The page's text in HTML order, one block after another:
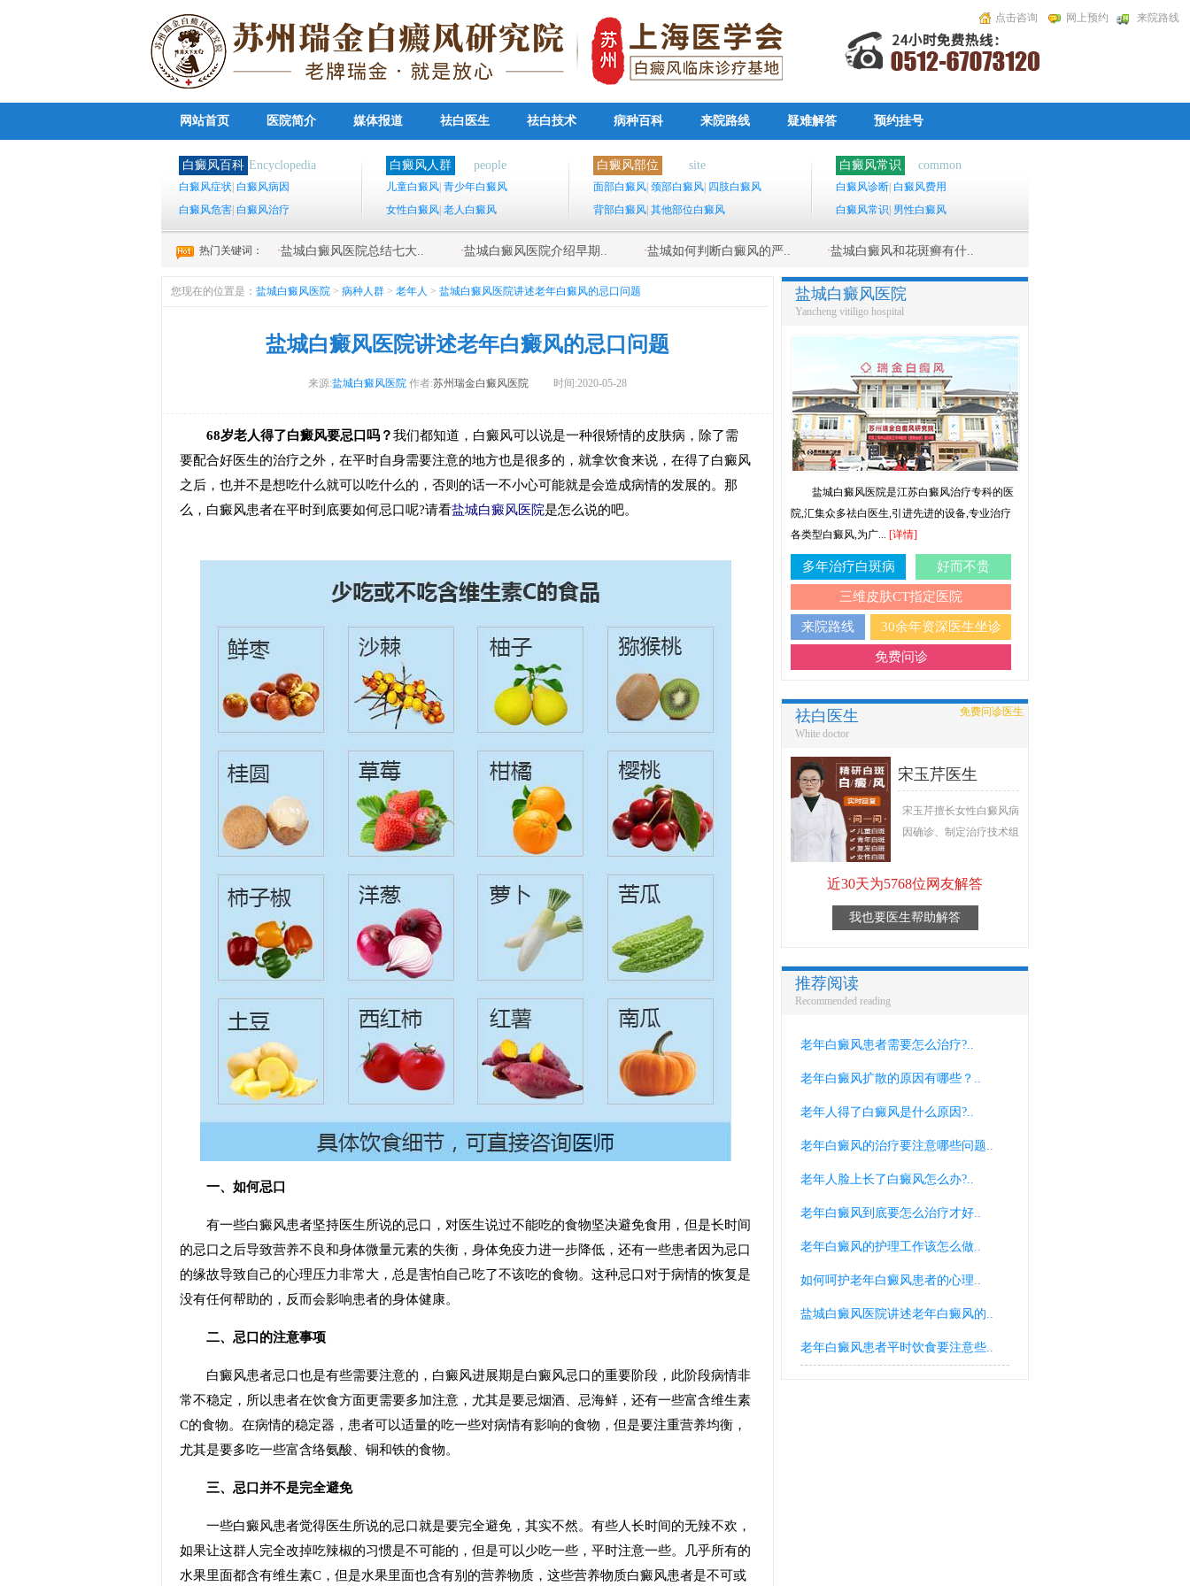
点击咨询 网上预约 来院路线
网站首页 医院简介 媒体报道 祛白医生 祛白技术 病种百科 来院路线 疑难解答 预约挂号
白癜风百科 Encyclopedia
白癜风症状 白癜风病因
白癜风危害 白癜风治疗
白癜风人群 people
儿童白癜风 青少年白癜风
女性白癜风 老人白癜风
白癜风部位 site
面部白癜风 颈部白癜风 四肢白癜风
背部白癜风 其他部位白癜风
白癜风常识 common
白癜风诊断 白癜风费用
白癜风常识 男性白癜风
热门关键词： ·盐城白癜风医院总结七大.. ·盐城白癜风医院介绍早期.. ·盐城如何判断白癜风的严.. ·盐城白癜风和花斑癣有什..
您现在的位置是： 盐城白癜风医院 > 病种人群 > 老年人 > 盐城白癜风医院讲述老年白癜风的忌口问题
盐城白癜风医院讲述老年白癜风的忌口问题
来源:盐城白癜风医院 作者:苏州瑞金白癜风医院 时间:2020-05-28
68岁老人得了白癜风要忌口吗？我们都知道，白癜风可以说是一种很矫情的皮肤病，除了需
要配合好医生的治疗之外，在平时自身需要注意的地方也是很多的，就拿饮食来说，在得了白癜风
之后，也并不是想吃什么就可以吃什么的，否则的话一不小心可能就是会造成病情的发展的。那
么，白癜风患者在平时到底要如何忌口呢?请看盐城白癜风医院是怎么说的吧。
一、如何忌口
有一些白癜风患者坚持医生所说的忌口，对医生说过不能吃的食物坚决避免食用，但是长时间
的忌口之后导致营养不良和身体微量元素的失衡，身体免疫力进一步降低，还有一些患者因为忌口
的缘故导致自己的心理压力非常大，总是害怕自己吃了不该吃的食物。这种忌口对于病情的恢复是
没有任何帮助的，反而会影响患者的身体健康。
二、忌口的注意事项
白癜风患者忌口也是有些需要注意的，白癜风进展期是白癜风忌口的重要阶段，此阶段病情非
常不稳定，所以患者在饮食方面更需要多加注意，尤其是要忌烟酒、忌海鲜，还有一些富含维生素
C的食物。在病情的稳定器，患者可以适量的吃一些对病情有影响的食物，但是要注重营养均衡，
尤其是要多吃一些富含络氨酸、铜和铁的食物。
三、忌口并不是完全避免
一些白癜风患者觉得医生所说的忌口就是要完全避免，其实不然。有些人长时间的无辣不欢，
如果让这群人完全改掉吃辣椒的习惯是不可能的，但是可以少吃一些，平时注意一些。几乎所有的
水果里面都含有维生素C，但是水果里面也含有别的营养物质，这些营养物质白癜风患者是不可或
盐城白癜风医院
Yancheng vitiligo hospital
盐城白癜风医院是江苏白癜风治疗专科的医
院,汇集众多祛白医生,引进先进的设备,专业治疗
各类型白癜风,为广... [详情]
多年治疗白斑病 好而不贵
三维皮肤CT指定医院
来院路线 30余年资深医生坐诊
免费问诊
祛白医生
White doctor
免费问诊医生
宋玉芹医生
宋玉芹擅长女性白癜风病
因确诊、制定治疗技术组
近30天为5768位网友解答
我也要医生帮助解答
推荐阅读
Recommended reading
老年白癜风患者需要怎么治疗?..
老年白癜风扩散的原因有哪些？..
老年人得了白癜风是什么原因?..
老年白癜风的治疗要注意哪些问题..
老年人脸上长了白癜风怎么办?..
老年白癜风到底要怎么治疗才好..
老年白癜风的护理工作该怎么做..
如何呵护老年白癜风患者的心理..
盐城白癜风医院讲述老年白癜风的..
老年白癜风患者平时饮食要注意些..